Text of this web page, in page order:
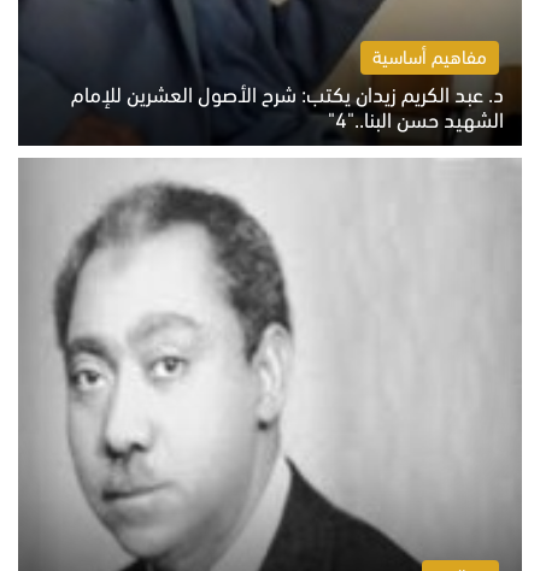
مفاهيم أساسية
د. عبد الكريم زيدان يكتب: شرح الأصول العشرين للإمام
الشهيد حسن البنا.."4"
الخميس 6 أغسطس 2026 10:27 ص